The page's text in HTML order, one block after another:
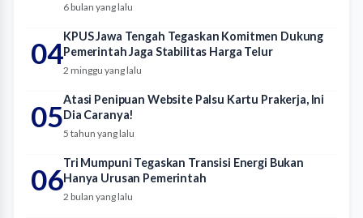
6 bulan yang lalu
04KPUS Jawa Tengah Tegaskan Komitmen Dukung
Pemerintah Jaga Stabilitas Harga Telur
2 minggu yang lalu
05Atasi Penipuan Website Palsu Kartu Prakerja, Ini
Dia Caranya!
5 tahun yang lalu
06Tri Mumpuni Tegaskan Transisi Energi Bukan
Hanya Urusan Pemerintah
2 bulan yang lalu